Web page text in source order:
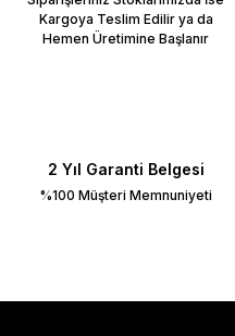
Kargoya Teslim Edilir ya da
Hemen Üretimine Başlanır
2 Yıl Garanti Belgesi
%100 Müşteri Memnuniyeti